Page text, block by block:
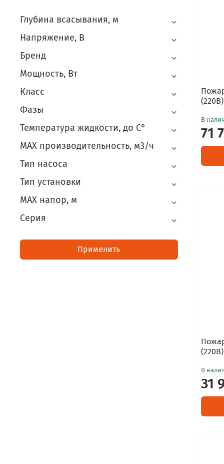
(220В)
В
71
(220В)
В
31
Глубина всасывания, м
Напряжение, В
Бренд
Мощность, Вт
Класс
Фазы
Температура жидкости, до С°
MAX производительность, м3/ч
Тип насоса
Тип установки
MAX напор, м
Серия
Применить